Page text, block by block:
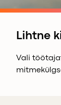
Lihtne
Vali